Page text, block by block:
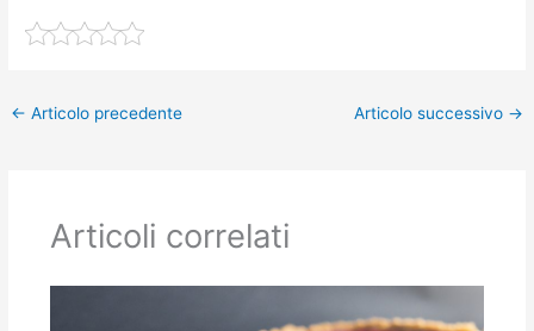
← Articolo precedente Articolo successivo →
Articoli correlati